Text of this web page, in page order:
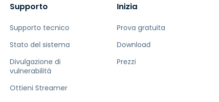
Supporto
Supporto tecnico
Stato del sistema
Divulgazione di
vulnerabilità
Ottieni Streamer
Inizia
Prova gratuita
Download
Prezzi